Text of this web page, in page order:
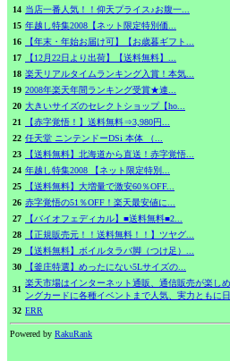
14 当店一番人気！！仰天プライス♪お腹一...
15 年越し特集2008【ネット限定特別価...
16
【年末・年始お届け可】【お歳暮ギフト...
17
【12月22日より出荷】【送料無料】...
18 楽天リアルタイムランキング入賞！本気...
19 2008年楽天年間ランキング受賞★連...
20 大きいサイズのセレクトショップ【ho...
21
【赤字覚悟！】送料無料⇒3,980円...
22 任天堂 ニンテンドーDSi 本体 （...
23
【送料無料】北海道から直送！赤字覚悟...
24 年越し特集2008 【ネット限定特別...
25
【送料無料】大増量で激安60％OFF...
26 赤字覚悟の51％OFF！楽天最安値に...
27
【バイオフェディカル】■送料無料■2...
28
【正規販売元！！送料無料！！】ツヤグ...
29
【送料無料】ボイルタラバ脚（つけ足）...
30
【釜庄特選】めったにない5Lサイズの...
31
楽天市場はインターネット通販、通信販売が楽し
ングカードに各種イベントまで人気、実力ともに
32 ERR
Powered by RakuRank